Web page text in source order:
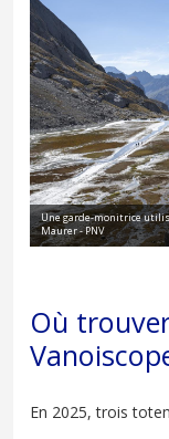
Une garde-monitrice
Maurer - PNV
Où
En 2025, trois